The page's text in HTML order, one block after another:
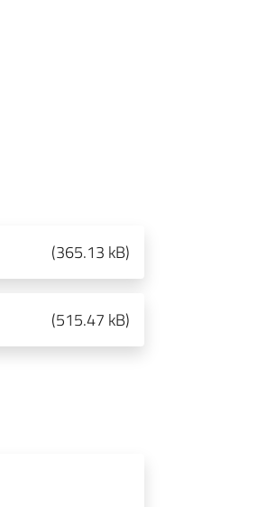
(365.13 kB)
(515.47 kB)